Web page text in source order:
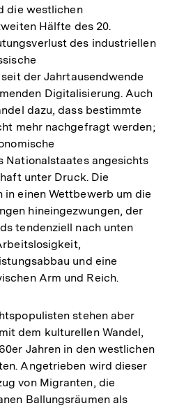
die westlichen
Hälfte des 20.
des industriellen
der Jahrtausendwende
Digitalisierung. Auch
dazu, dass bestimmte
mehr nachgefragt werden;
Nationalstaates angesichts
unter Druck. Die
in einen Wettbewerb um die
hineingezwungen, der
tendenziell nach unten
und eine
Arm und Reich.
stehen aber
dem kulturellen Wandel,
Jahren in den westlichen
Angetrieben wird dieser
von Migranten, die
Ballungsräumen als